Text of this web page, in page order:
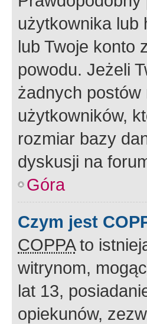
użytkownika lub
lub Twoje konto
powodu. Jeżeli
żadnych
użytkowników,
rozmiar bazy
dyskusji na
Góra
Czym jest
COPPAto
witrynom,
lat 13,
opiekunów,